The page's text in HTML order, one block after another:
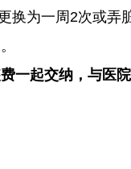
换为一周2次或弄
一起交纳， 与医